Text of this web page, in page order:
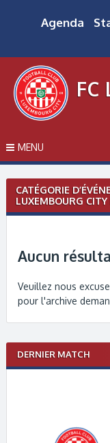
Agenda
FC
MENU
CATÉGORIE
LUXEMBOURG CITY
Aucun
Veuillez nous
pour l'archive
DERNIER MATCH